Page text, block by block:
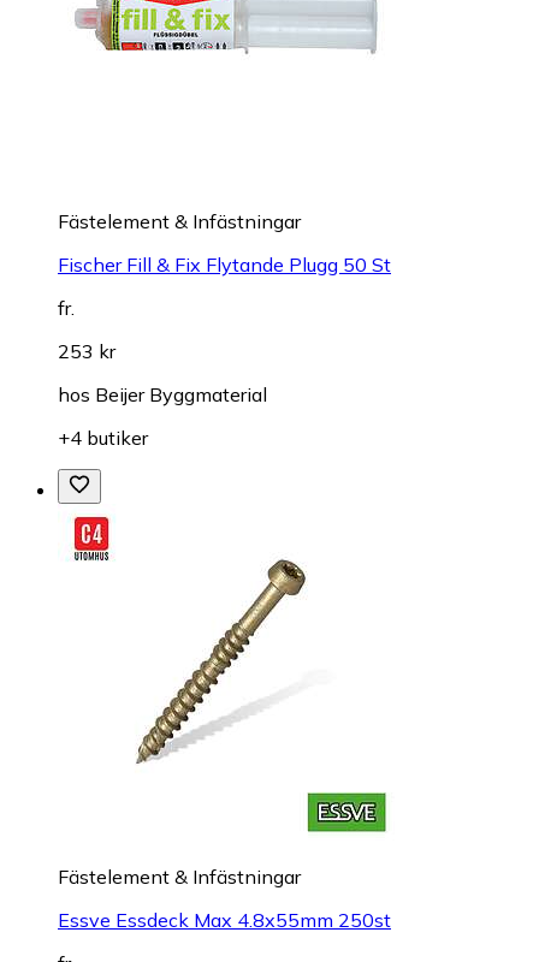
Fästelement & Infästningar
Fischer Fill & Fix Flytande Plugg 50 St
fr.
253 kr
hos Beijer Byggmaterial
+4 butiker
Fästelement & Infästningar
Essve Essdeck Max 4.8x55mm 250st